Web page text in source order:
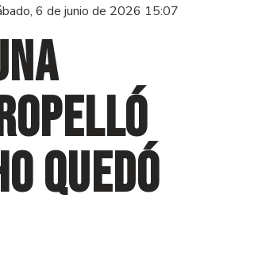
6 de junio de 2026 15:07
quedó